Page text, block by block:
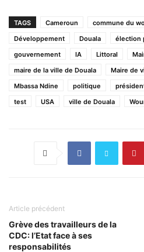
TAGS Cameroun commune du
Développement
Douala élection
gouvernement
IA Littoral
maire de la ville de Douala
Maire de
Mbassa Ndine
politique
test
USA ville de Douala
Article précédent
Grève des travailleurs de la
CDC: l’Etat face à ses
responsabilités